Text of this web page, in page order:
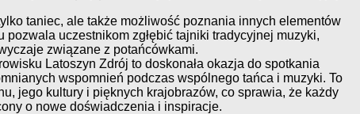
taniec, ale także możliwość poznania innych elementów
pozwa la uczestnikom zgłębić tajniki tradycyjnej muzyki,
związane z potańcówkami.
Latoszyn Zdrój to doskonała okazja do spotkania
ych wspomnień podczas wspólnego tańca i muzyki. To
jego kultury i pięknych krajobrazów, co sprawia, że każdy
o nowe doświadczenia i inspiracje.